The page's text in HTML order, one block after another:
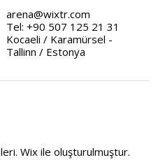
arena@wixtr.com
Tel: +90 507 125 21 31
Kocaeli / Karamürsel -
Tallinn / Estonya
Wix ile oluşturulmuştur.
Yaklaşımlar